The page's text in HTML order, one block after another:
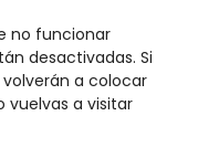
no funcionar
desactivadas. Si
a colocar
a visitar